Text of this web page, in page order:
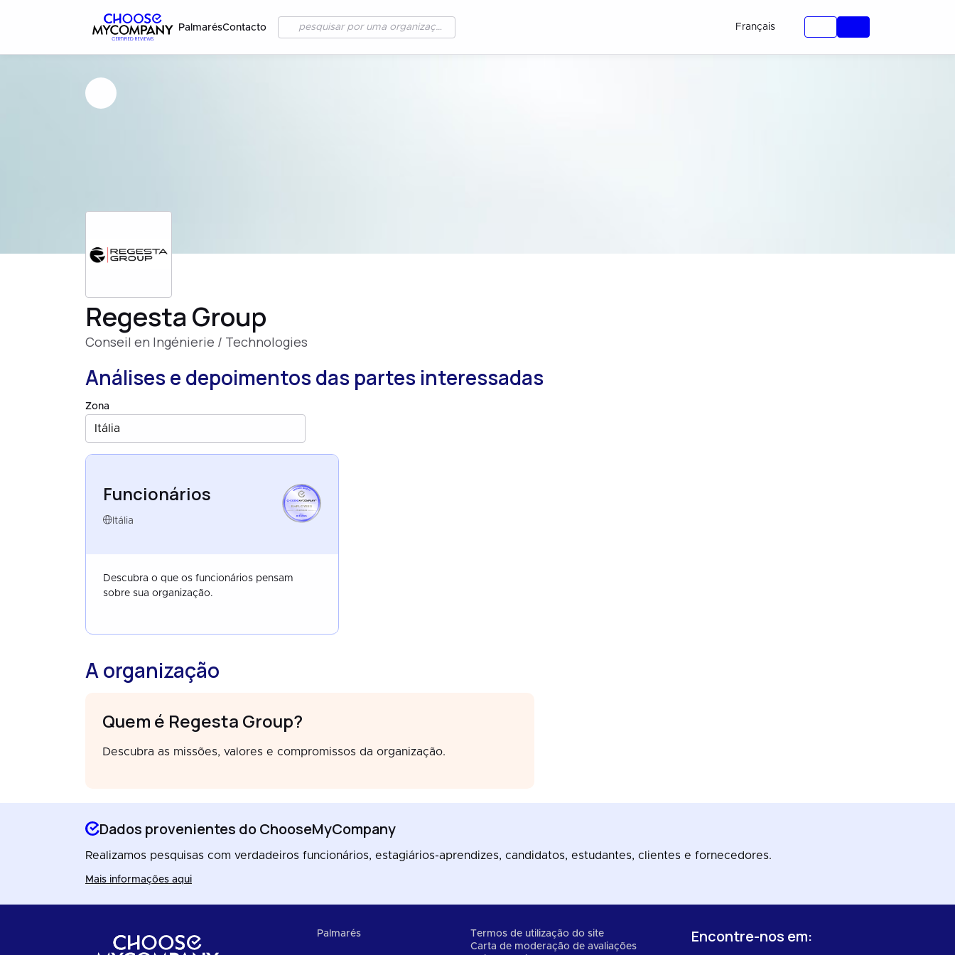
PalmarésContacto Français
Regesta Group
Conseil en Ingénierie / Technologies
Análises e depoimentos das partes interessadas
Zona
Itália
Funcionários
Itália
EMPLOYEES
ITALY
JUN 2025
Descubra o que os funcionários pensam
sobre sua organização.
A organização
Quem é Regesta Group?
Descubra as missões, valores e compromissos da organização.
Dados provenientes do ChooseMyCompany
Realizamos pesquisas com verdadeiros funcionários, estagiários-aprendizes, candidatos, estudantes, clientes e fornecedores.
Mais informações aqui
Palmarés
Termos de utilização do site
Carta de moderação de avaliações
Encontre-nos em: